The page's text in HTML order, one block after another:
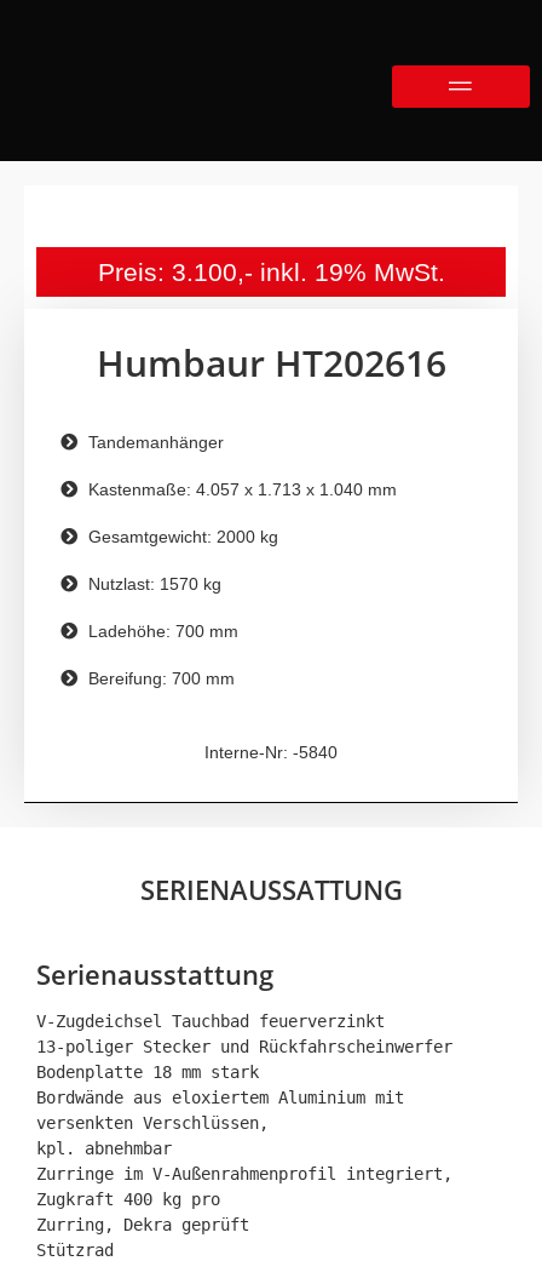
Preis: 3.100,- inkl. 19% MwSt.
Humbaur HT202616
Tandemanhänger
Kastenmaße: 4.057 x 1.713 x 1.040 mm
Gesamtgewicht: 2000 kg
Nutzlast: 1570 kg
Ladehöhe: 700 mm
Bereifung: 700 mm
Interne-Nr: -5840
SERIENAUSSATTUNG
Serienausstattung
V-Zugdeichsel Tauchbad feuerverzinkt
13-poliger Stecker und Rückfahrscheinwerfer
Bodenplatte 18 mm stark
Bordwände aus eloxiertem Aluminium mit
versenkten Verschlüssen,
kpl. abnehmbar
Zurringe im V-Außenrahmenprofil integriert,
Zugkraft 400 kg pro
Zurring, Dekra geprüft
Stützrad